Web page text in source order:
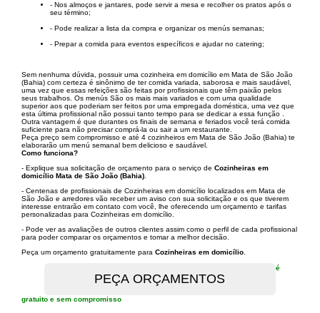
- Nos almoços e jantares, pode servir a mesa e recolher os pratos após o
seu término;
- Pode realizar a lista da compra e organizar os menús semanas;
- Prepar a comida para eventos específicos e ajudar no catering;
Sem nenhuma dúvida, possuir uma cozinheira em domicílio em Mata de São João
(Bahia) com certeza é sinônimo de ter comida variada, saborosa e mais saudável,
uma vez que essas refeições são feitas por profissionais que têm paixão pelos
seus trabalhos. Os menús São os mais mais variados e com uma qualidade
superior aos que poderiam ser feitos por uma empregada doméstica, uma vez que
esta última profissional não possui tanto tempo para se dedicar a essa função .
Outra vantagem é que durantes os finais de semana e feriados você terá comida
suficiente para não precisar comprá-la ou sair a um restaurante.
Peça preço sem compromisso e até 4 cozinheiros em Mata de São João (Bahia) te
elaborarão um menú semanal bem delicioso e saudável.
Como funciona?
- Explique sua solicitação de orçamento para o serviço de Cozinheiras em
domicílio Mata de São João (Bahia)
- Centenas de profissionais de Cozinheiras em domicílio localizados em Mata de
São João e arredores vão receber um aviso con sua solicitação e os que tiverem
interesse entrarão em contato com você, lhe oferecendo um orçamento e tarifas
personalizadas para Cozinheiras em domicílio.
- Pode ver as avaliações de outros clientes assim como o perfil de cada profissional
para poder comparar os orçamentos e tomar a melhor decisão.
Peça um orçamento gratuitamente para Cozinheiras em domicílio
é
gratuito e sem compromisso